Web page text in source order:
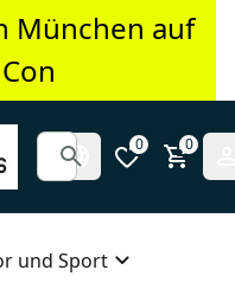
München auf
0 0
und Sport